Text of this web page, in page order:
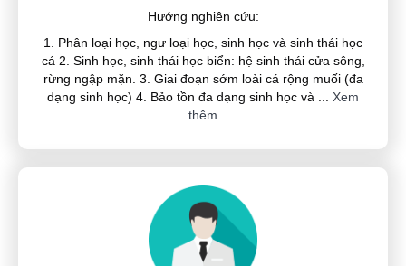
Hướng nghiên cứu:
1. Phân loại học, ngư loại học, sinh học và sinh thái học
cá 2. Sinh học, sinh thái học biển: hệ sinh thái cửa sông,
rừng ngập mặn. 3. Giai đoạn sớm loài cá rộng muối (đa
dạng sinh học) 4. Bảo tồn đa dạng sinh học và
Xem
thêm